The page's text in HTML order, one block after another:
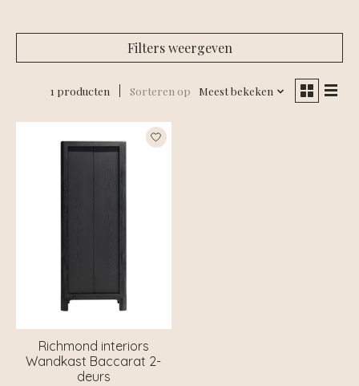
Filters weergeven
1 producten Sorteren op Meest bekeken
Richmond interiors
Wandkast Baccarat 2-
deurs